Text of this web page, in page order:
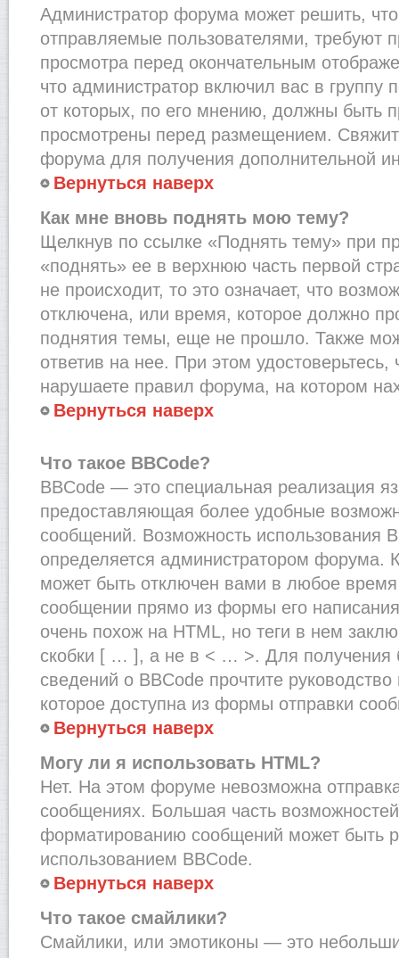
Администратор форума может решить,
отправляемые пользователями, требуют
просмотра перед окончательным
что администратор включил вас в группу
от которых, по его мнению, должны быть
просмотрены перед размещением.
форума для получения дополнительной
Вернуться наверх
Как мне вновь поднять мою тему?
Щелкнув по ссылке «Поднять тему» при
«поднять» ее в верхнюю часть первой
не происходит, то это означает, что
отключена, или время, которое должно
поднятия темы, еще не прошло. Также
ответив на нее. При этом
нарушаете правил форума, на котором
Вернуться наверх
Что такое BBCode?
BBCode — это специальная реализация
предоставляющая более удобные
сообщений. Возможность использования
определяется администратором форума.
может быть отключен вами в любое
сообщении прямо из формы его
очень похож на HTML, но теги в нем
скобки [ … ], а не в < … >. Для получения
сведений о BBCode прочтите
которое доступна из формы отправки
Вернуться наверх
Могу ли я использовать HTML?
Нет. На этом форуме невозможна
сообщениях. Большая часть
форматированию сообщений может быть
использованием BBCode.
Вернуться наверх
Что такое смайлики?
Смайлики, или эмотиконы — это